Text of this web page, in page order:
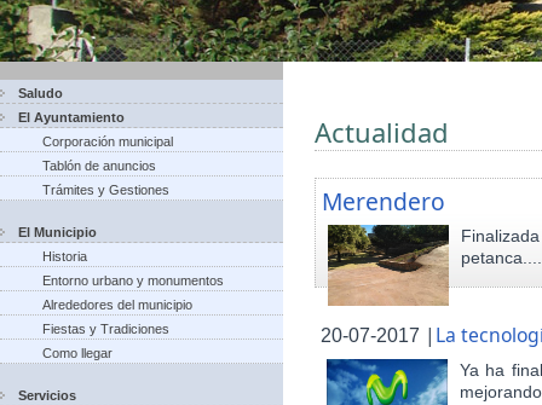
Saludo
El Ayuntamiento
Corporación municipal
Tablón de anuncios
Trámites y Gestiones
El Municipio
Historia
Entorno urbano y monumentos
Alrededores del municipio
Fiestas y Tradiciones
Como llegar
Servicios
Actualidad
Merendero
20-07-2017 | La
Ya ha